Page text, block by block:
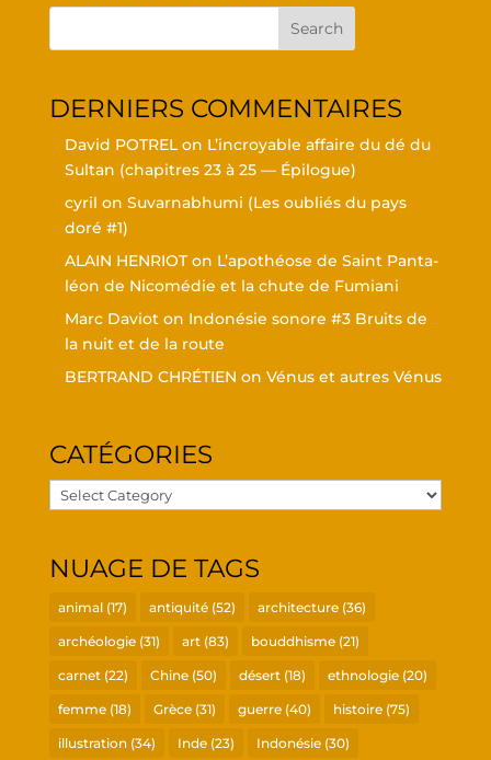
DER­NIERS COMMENTAIRES
David POTRELon L’in­croyable affaire du dé du
Sul­tan (cha­pitres 23 à 25 — Épilogue)
cyril on Suvar­nabhu­mi (Les oubliés du pays
doré #1)
ALAIN HENRIOTon L’a­po­théose de Saint Pan­ta­
léon de Nico­mé­die et la chute de Fumiani
Marc Daviot on Indo­né­sie sonore #3 Bruits de
la nuit et de la route
BERTRAND CHRÉTIEN on Vénus et autres Vénus
CATÉ­GO­RIES
Caté­
go­
NUAGE DE TAGS
animal(17) antiquité(52) architecture(36)
archéologie(31) art(83) bouddhisme(21)
carnet(22) Chine(50) désert(18) ethnologie(20)
femme(18) Grèce(31) guerre(40) histoire(75)
illustration(34) Inde(23) Indonésie(30)